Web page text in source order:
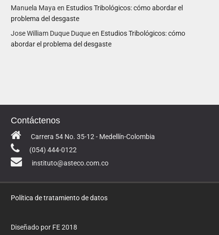
Manuela Maya en Estudios Tribológicos: cómo abordar el
problema del desgaste
Jose William Duque Duqueen Estudios Tribológicos: cómo
abordar el problema del desgaste
Contáctenos
Carrera 54 No. 35-12 - Medellín-Colombia
(054) 444-0122
instituto@asteco.com.co
Política de tratamiento de datos
Diseñado por FE 2018